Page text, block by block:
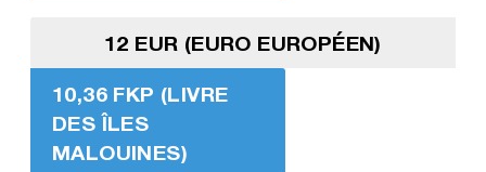
12 EUR (EURO EUROPÉEN)
10,36 FKP (LIVRE
DES ÎLES
MALOUINES)